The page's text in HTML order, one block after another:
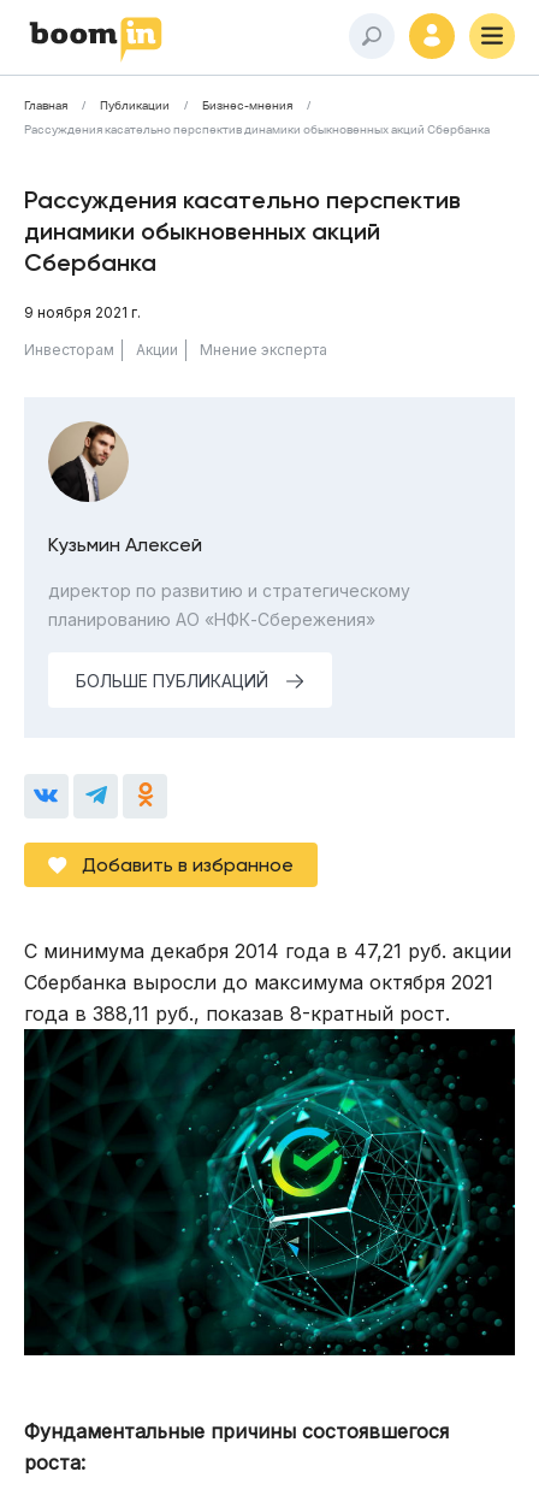
Главная Публикации
Бизнес-мнения
Рассуждения касательно перспектив динамики обыкновенных акций Сбербанка
Рассуждения касательно перспектив
динамики обыкновенных акций
Сбербанка
9 ноября 2021 г.
Инвесторам Акции Мнение эксперта
Кузьмин Алексей
директор по развитию и стратегическому
планированию АО «НФК-Сбережения»
БОЛЬШЕ ПУБЛИКАЦИЙ
Добавить в избранное
С минимума декабря 2014 года в 47,21 руб. акции
Сбербанка выросли до максимума октября 2021
года в 388,11 руб., показав 8-кратный рост.
Фундаментальные причины состоявшегося
роста: